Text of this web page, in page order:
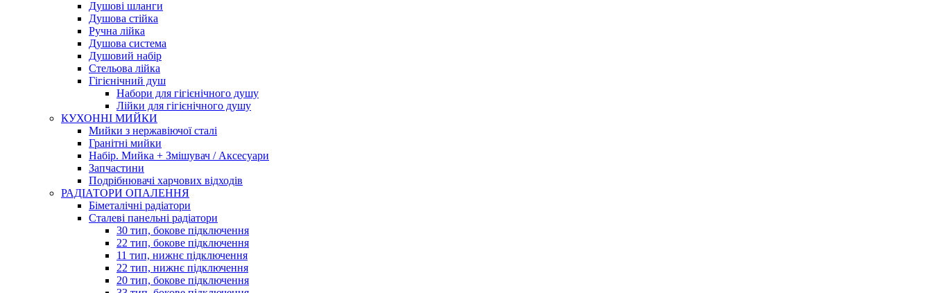
Душові шланги
Душова стійка
Ручна лійка
Душова система
Душовий набір
Стельова лійка
Гігієнічний душ
Набори для гігієнічного душу
Лійки для гігієнічного душу
КУХОННІ МИЙКИ
Мийки з нержавіючої сталі
Гранітні мийки
Набір. Мийка + Змішувач / Аксесуари
Запчастини
Подрібнювачі харчових відходів
РАДІАТОРИ ОПАЛЕННЯ
Біметалічні радіатори
Сталеві панельні радіатори
30 тип, бокове підключення
22 тип, бокове підключення
11 тип, нижнє підключення
22 тип, нижнє підключення
20 тип, бокове підключення